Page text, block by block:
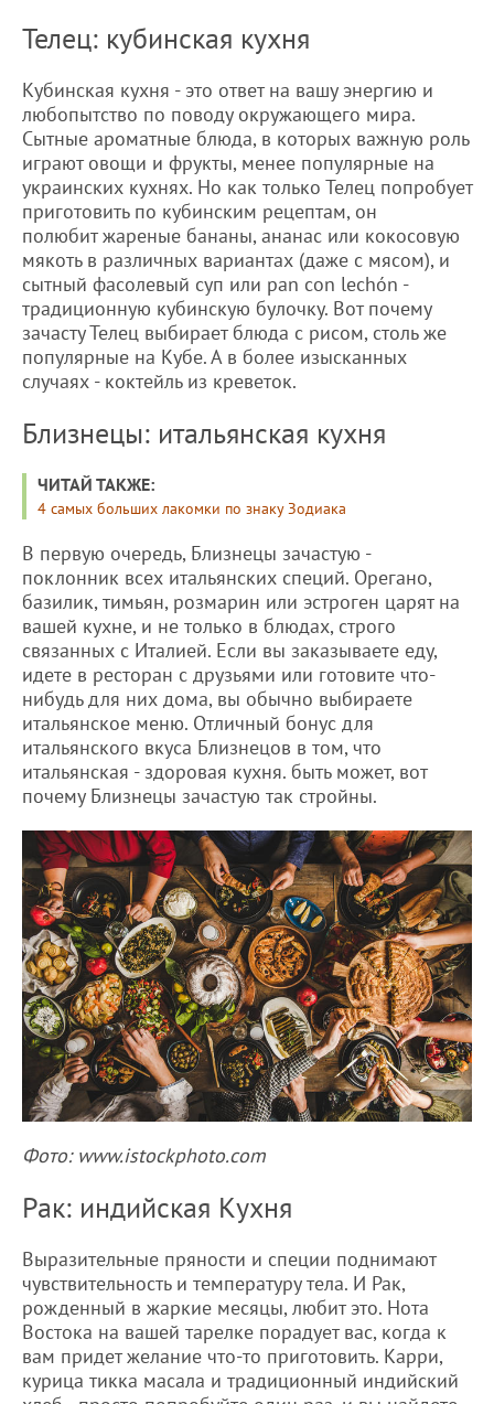
Телец: кубинская кухня
Кубинская кухня - это ответ на вашу энергию и
любопытство по поводу окружающего мира.
Сытные ароматные блюда, в которых важную роль
играют овощи и фрукты, менее популярные на
украинских кухнях. Но как только Телец попробует
приготовить по кубинским рецептам, он
полюбит жареные бананы, ананас или кокосовую
мякоть в различных вариантах (даже с мясом), и
сытный фасолевый суп или pan con lechón -
традиционную кубинскую булочку. Вот почему
зачасту Телец выбирает блюда с рисом, столь же
популярные на Кубе. А в более изысканных
случаях - коктейль из креветок.
Близнецы: итальянская кухня
ЧИТАЙ ТАКЖЕ:
4 самых больших лакомки по знаку Зодиака
В первую очередь, Близнецы зачастую -
поклонник всех итальянских специй. Орегано,
базилик, тимьян, розмарин или эстроген царят на
вашей кухне, и не только в блюдах, строго
связанных с Италией. Если вы заказываете еду,
идете в ресторан с друзьями или готовите что-
нибудь для них дома, вы обычно выбираете
итальянское меню. Отличный бонус для
итальянского вкуса Близнецов в том, что
итальянская - здоровая кухня. быть может, вот
почему Близнецы зачастую так стройны.
Фото: www.istockphoto.com
Рак: индийская Кухня
Выразительные пряности и специи поднимают
чувствительность и температуру тела. И Рак,
рожденный в жаркие месяцы, любит это. Нота
Востока на вашей тарелке порадует вас, когда к
вам придет желание что-то приготовить. Карри,
курица тикка масала и традиционный индийский